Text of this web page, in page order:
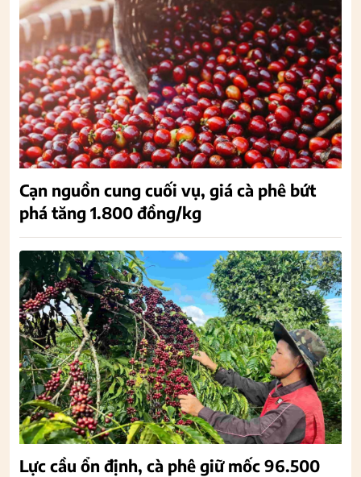
Cạn nguồn cung cuối vụ, giá cà phê bứt
phá tăng 1.800 đồng/kg
Lực cầu ổn định, cà phê giữ mốc 96.500